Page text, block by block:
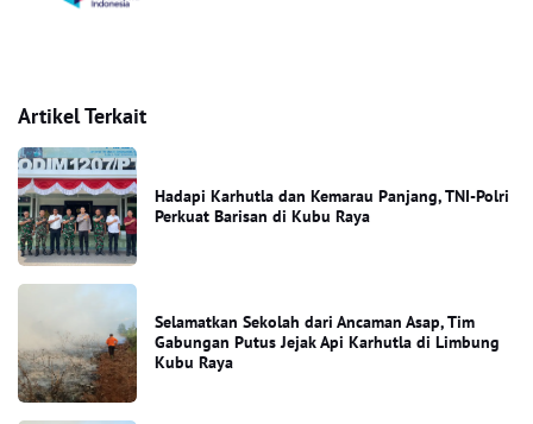
Artikel Terkait
Hadapi Karhutla dan Kemarau Panjang, TNI-Polri
Perkuat Barisan di Kubu Raya
Selamatkan Sekolah dari Ancaman Asap, Tim
Gabungan Putus Jejak Api Karhutla di Limbung
Kubu Raya